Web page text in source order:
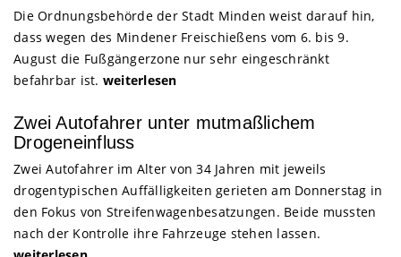
Die Ordnungsbehörde der Stadt Minden weist darauf hin,
dass wegen des Mindener Freischießens vom 6. bis 9.
August die Fußgängerzone nur sehr eingeschränkt
befahrbar ist. weiterlesen
Zwei Autofahrer unter mutmaßlichem
Drogeneinfluss
Zwei Autofahrer im Alter von 34 Jahren mit jeweils
drogentypischen Auffälligkeiten gerieten am Donnerstag in
den Fokus von Streifenwagenbesatzungen. Beide mussten
nach der Kontrolle ihre Fahrzeuge stehen lassen.